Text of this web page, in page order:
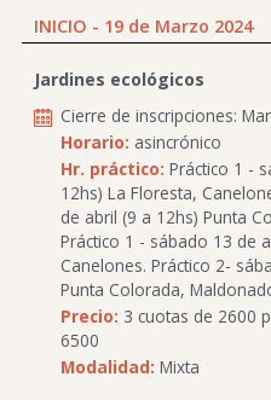
INICIO - 19 de Marzo 2024
Jardines ecológicos
Cierre de inscripciones:
Horario: asincrónico
Hr. práctico: Práctico 1 -
12hs) La Floresta,
de abril (9 a 12hs) Punta
Práctico 1 - sábado 13 de
Canelones. Práctico 2-
Punta Colorada,
Precio: 3 cuotas de 2600
6500
Modalidad: Mixta